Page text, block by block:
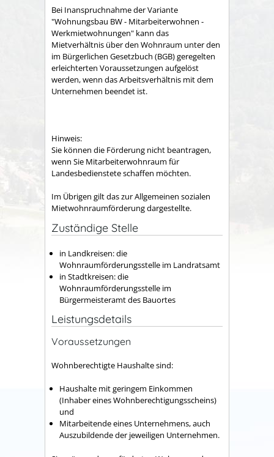
Bei Inanspruchnahme der Variante
"Wohnungsbau BW - Mitarbeiterwohnen -
Werkmietwohnungen" kann das
Mietverhältnis über den Wohnraum unter den
im Bürgerlichen Gesetzbuch (BGB) geregelten
erleichterten Voraussetzungen aufgelöst
werden, wenn das Arbeitsverhältnis mit dem
Unternehmen beendet ist.
Hinweis:
Sie können die Förderung nicht beantragen,
wenn Sie Mitarbeiterwohnraum für
Landesbedienstete schaffen möchten.
Im Übrigen gilt das zur Allgemeinen sozialen
Mietwohnraumförderung dargestellte.
Zuständige Stelle
in Landkreisen: die
Wohnraumförderungsstelle im Landratsamt
in Stadtkreisen: die
Wohnraumförderungsstelle im
Bürgermeisteramt des Bauortes
Leistungsdetails
Voraussetzungen
Wohnberechtigte Haushalte sind:
Haushalte mit geringem Einkommen
(Inhaber eines Wohnberechtigungsscheins)
und
Mitarbeitende eines Unternehmens, auch
Auszubildende der jeweiligen Unternehmen.